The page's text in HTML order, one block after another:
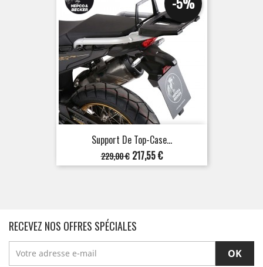
Support De Top-Case...
Prix
de
229,00 € Prix
217,55 €
RECEVEZ NOS OFFRES SPÉCIALES